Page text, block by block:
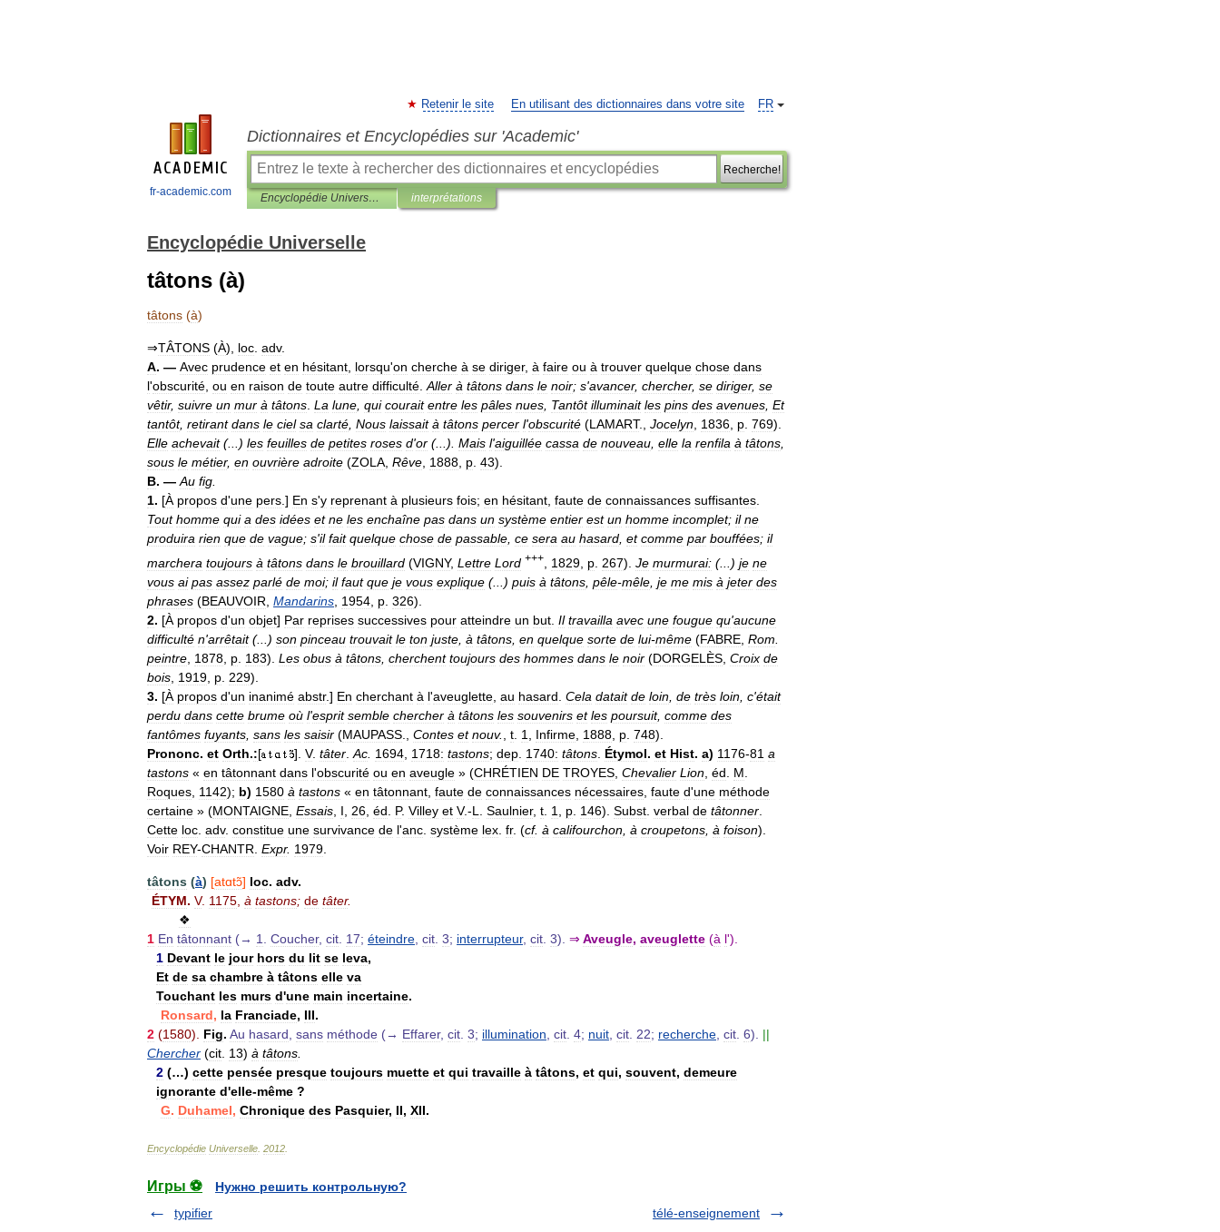
fr-academic.com
FR
Retenir le site En utilisant des dictionnaires dans votre site
Dictionnaires et Encyclopédies sur 'Academic'
Recherche!
Encyclopédie Universelle interprétations
Encyclopédie Universelle
tâtons (à)
tâtons (à)
⇒TÂTONS (À), loc adv.
A. — Avec prudence et en hésitant lorsqu'on cherche à se diriger, à faire ou à trouver quelque chose dans
l'obscurité ou en raison de toute autre difficulté Aller à tâtons dans le noir; s'avancer, chercher, se diriger, se
vêtir, suivre un mur à tâtons La lune qui courait entre les pâles nues Tantôt illuminait les pins des avenues Et
tantôt, retirant dans le ciel sa clarté Nous laissait à tâtons percer l'obscurité (LAMART., Jocelyn 1836 p 769).
Elle achevait(...) les feuilles de petites roses d'or (...). Mais l'aiguillée cassa de nouveau elle la renfila à tâtons
sous le métier, en ouvrière adroite (ZOLA Rêve 1888 p 43).
B. — Au fig
1. [À propos d'une pers .] En s'y reprenant à plusieurs fois; en hésitant faute de connaissances suffisantes
Tout homme qui a des idées et ne les enchaîne pas dans un système entier est un homme incomplet; il ne
produira rien que de vague; s'il fait quelque chose de passable ce sera au hasard et comme par bouffées; il
marchera toujours à tâtons dans le brouillard (VIGNY, Lettre Lord +++ 1829 p 267). Je murmurai: (...) je ne
vous ai pas assez parlé de moi; il faut que je vous explique (...) puis à tâtons pêle-mêle je me mis à jeter des
phrases (BEAUVOIR Mandarins 1954 p 326).
2. [À propos d'un objet] Par reprises successives pour atteindre un but Il travailla avec une fougue qu'aucune
difficulté n'arrêtait(...) son pinceau trouvait le ton juste à tâtons en quelque sorte de lui-même (FABRE Rom
peintre 1878 p 183). Les obus à tâtons cherchent toujours des hommes dans le noir (DORGELÈS Croix de
bois 1919 p 229).
3. [À propos d'un inanimé abstr.] En cherchant à l'aveuglette au hasard Cela datait de loin de très loin c'était
perdu dans cette brume où l'esprit semble chercher à tâtons les souvenirs et les poursuit, comme des
fantômes fuyants sans les saisir (MAUPASS Contes et nouv. t 1 Infirme 1888 p 748).
Prononc. et Orth.:[ ]. V. tâter Ac 1694 1718: tastons; dep 1740: tâtons Étymol. et Hist. a) 1176-81 a
tastons « en tâtonnant dans l'obscurité ou en aveugle » (CHRÉTIEN DE TROYES Chevalier Lion éd M
Roques 1142); b) 1580 à tastons « en tâtonnant faute de connaissances nécessaires faute d'une méthode
certaine » (MONTAIGNE Essais I 26 éd P. Villey et V.-L Saulnier, t 1 p 146). Subst verbal de tâtonner
Cette loc adv. constitue une survivance de l'anc système lex fr. (cf. à califourchon à croupetons à foison).
Voir REY-CHANTR Expr. 1979
tâtons (à) [atɑtɔ̃] loc. adv.
ÉTYM. V. 1175 à tastons; de tâter.
❖
1 En tâtonnant (→ 1 Coucher, cit 17; éteindre cit 3; interrupteur, cit 3). ⇒ Aveugle, aveuglette (à l').
1 Devant le jour hors du lit se leva,
Et de sa chambre à tâtons elle va
Touchant les murs d'une main incertaine.
Ronsard, la Franciade, III.
2 (1580). Fig. Au hasard sans méthode (→ Effarer, cit 3; illumination cit 4; nuit cit 22; recherche cit 6).
||
Chercher (cit 13) à tâtons
2 (…) cette pensée presque toujours muette et qui travaille à tâtons, et qui, souvent, demeure
ignorante d'elle-même ?
G. Duhamel, Chronique des Pasquier, II, XII.
Encyclopédie Universelle 2012
Игры ⚽
Нужно решить контрольную?
typifier
télé-enseignement